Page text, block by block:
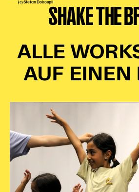
(c) Stefan DokoupilSHAKE THE
ALLE
AUF EINEN